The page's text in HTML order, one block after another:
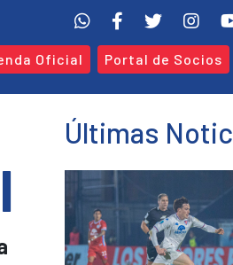
Oficial Portal de Socios
Últimas